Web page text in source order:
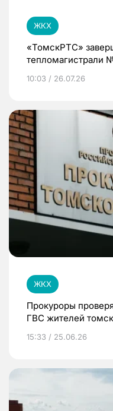
ЖКХ
«ТомскРТС»
тепломагистрали
10:03 / 26.07.26
ЖКХ
Прокуроры
ГВС жителей
15:33 / 25.06.26